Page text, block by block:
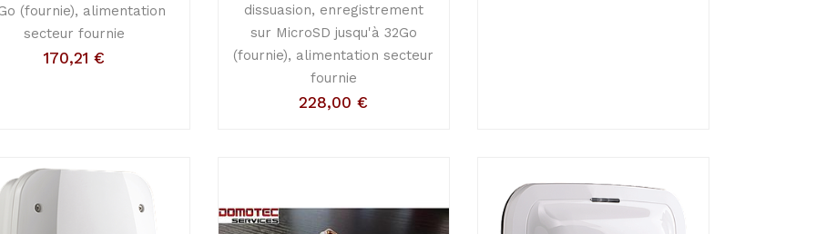
(fournie), alimentation
secteur fournie
170,21 €
dissuasion, enregistrement
sur MicroSD jusqu'à 32Go
(fournie), alimentation secteur
fournie
228,00 €